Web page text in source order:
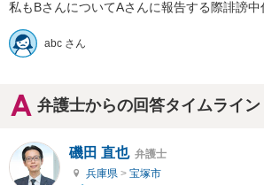
私もBさんについてAさんに報告する際誹謗中
abc さん
弁護士からの回答タイムライン
磯田 直也 弁護士
兵庫県 > 宝塚市